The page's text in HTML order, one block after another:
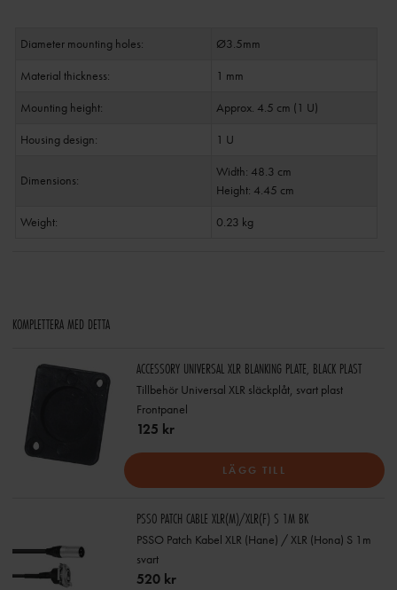
Diameter mounting holes:
Ø3.5mm
Material thickness:
1 mm
Mounting height:
Approx. 4.5 cm (1 U)
Housing design:
1 U
Dimensions:
Width: 48.3 cm
Height: 4.45 cm
Weight:
0.23 kg
KOMPLETTERA MED DETTA
ACCESSORY UNIVERSAL XLR BLANKING PLATE, BLACK PLAST
Tillbehör Universal XLR släckplåt, svart plast
Frontpanel
125 kr
LÄGG TILL
PSSO PATCH CABLE XLR(M)/XLR(F) S 1M BK
PSSO Patch Kabel XLR (Hane) / XLR (Hona) S 1m
svart
520 kr